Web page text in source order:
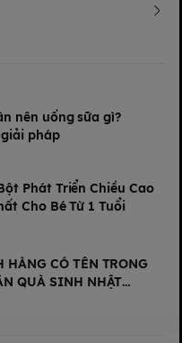
nên uống sữa gì?
pháp
Phát Triển Chiều Cao
Cho Bé Từ 1 Tuổi
HÀNG CÓ TÊN TRONG
QUÀ SINH NHẬT